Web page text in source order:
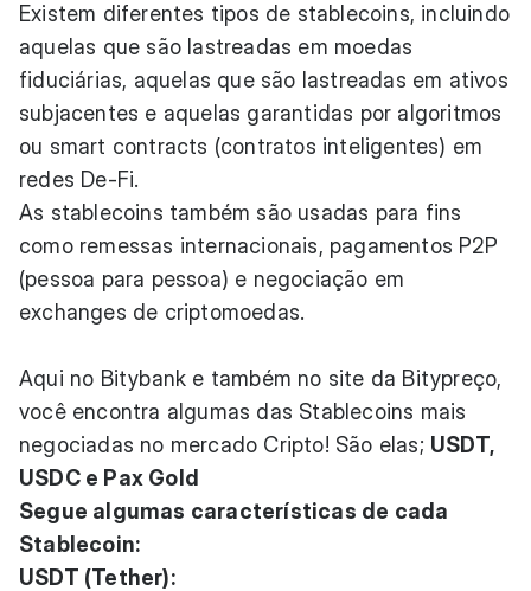
Existem diferentes tipos de stablecoins, incluindo
aquelas que são lastreadas em moedas
fiduciárias, aquelas que são lastreadas em ativos
subjacentes e aquelas garantidas por algoritmos
ou smart contracts (contratos inteligentes) em
redes De-Fi.
As stablecoins também são usadas para fins
como remessas internacionais, pagamentos P2P
(pessoa para pessoa) e negociação em
exchanges de criptomoedas.
Aqui no Bitybank e também no site da Bitypreço,
você encontra algumas das Stablecoins mais
negociadas no mercado Cripto! São elas; USDT,
USDC e Pax Gold
Segue algumas características de cada
Stablecoin:
USDT (Tether):